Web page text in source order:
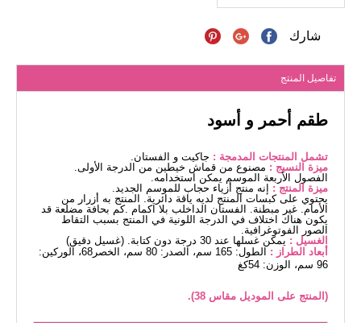
شارك
تفاصيل المنتج
طقم أحمر و أسود
تشمل المنتجات المدمجة : جاكيت و الفستان.
ميزة النسيج : مصنوع من قماش خيطين من الدرجة الأولى.
الفصول الأربعة الموسم يمكن استخدامه.
ميزة المنتج : إنه منتج أزياء حجاب للموسم الجديد.
يحتوي على كبسات المنتج لديه ياقة دائرية. المنتج به أزرار من
الأمام. غير مبطنة. الفستان الداخلب بلا اكمام .كم بحافة مضلعة قد
يكون هناك اختلاف في الدرجة اللونية في المنتج بسبب التقاط
الصور الفوتوغرافية.
الغسيل : يمكن غسلها عند 30 درجة دون كتابة. (غسيل دقيق)
أبعاد الطراز :
الطول: 165 سم، الصدر: 80 سم، الخصر68، الوركين:
96 سم، الوزن: 54كغ
(المنتج على الموديل مقاس 38).